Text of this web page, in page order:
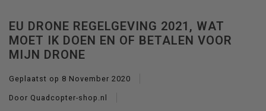
EU DRONE REGELGEVING 2021, WAT
MOET IK DOEN EN OF BETALEN VOOR
MIJN DRONE
Geplaatst op 8 November 2020
Door Quadcopter-shop.nl